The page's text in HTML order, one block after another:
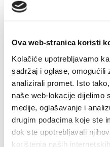
Ova web-stranica koristi
Kolačiće upotrebljavamo
sadržaj i oglase, omogućili
analizirali promet. Isto
naše web-lokacije dijelimo
medije, oglašavanje i
drugim podacima koje ste
dok ste upotrebljavali
korištenja naših
Was kann man machen
Multimedia
Turistički ured
Safe in Dalmatia
Villa Nika, Kamberovo
21216 Kaštel Stari, Hrvatska
+385